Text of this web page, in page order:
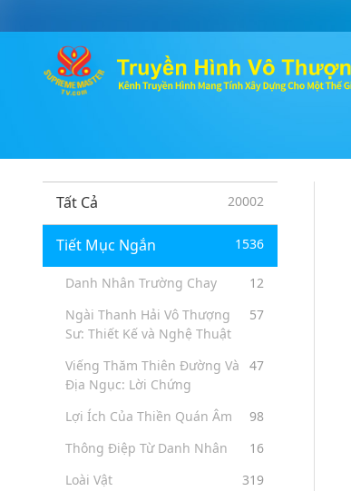
Tất Cả 20002
Tiết Mục Ngắn 1536
Danh Nhân Trường Chay
12
Ngài Thanh Hải Vô Thượng
Sư: Thiết Kế và Nghệ Thuật
57
Viếng Thăm Thiên Đường Và
Địa Ngục: Lời Chứng
47
Lợi Ích Của Thiền Quán Âm
98
Thông Điệp Từ Danh Nhân
16
Loài Vật
319